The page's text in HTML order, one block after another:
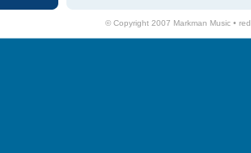
© Copyright 2007 Markman Music •